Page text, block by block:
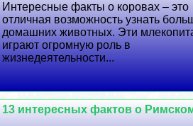
Интересные факты о коровах – это
отличная возможность узнать
домашних животных. Эти
играют огромную роль в
жизнедеятельности...
13 интересных фактов о